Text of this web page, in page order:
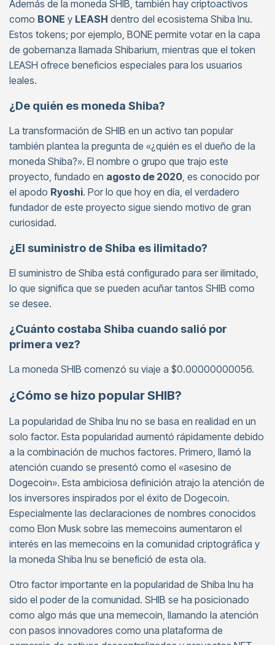
Además de la moneda SHIB, también hay criptoactivos
como BONE y LEASH dentro del ecosistema Shiba Inu.
Estos tokens; por ejemplo, BONE permite votar en la capa
de gobernanza llamada Shibarium, mientras que el token
LEASH ofrece beneficios especiales para los usuarios
leales.
¿De quién es moneda Shiba?
La transformación de SHIB en un activo tan popular
también plantea la pregunta de «¿quién es el dueño de la
moneda Shiba?». El nombre o grupo que trajo este
proyecto, fundado en agosto de 2020, es conocido por
el apodo Ryoshi. Por lo que hoy en día, el verdadero
fundador de este proyecto sigue siendo motivo de gran
curiosidad.
¿El suministro de Shiba es ilimitado?
El suministro de Shiba está configurado para ser ilimitado,
lo que significa que se pueden acuñar tantos SHIB como
se desee.
¿Cuánto costaba Shiba cuando salió por
primera vez?
La moneda SHIB comenzó su viaje a $0.00000000056.
¿Cómo se hizo popular SHIB?
La popularidad de Shiba Inu no se basa en realidad en un
solo factor. Esta popularidad aumentó rápidamente debido
a la combinación de muchos factores. Primero, llamó la
atención cuando se presentó como el «asesino de
Dogecoin». Esta ambiciosa definición atrajo la atención de
los inversores inspirados por el éxito de Dogecoin.
Especialmente las declaraciones de nombres conocidos
como Elon Musk sobre las memecoins aumentaron el
interés en las memecoins en la comunidad criptográfica y
la moneda Shiba Inu se benefició de esta ola.
Otro factor importante en la popularidad de Shiba Inu ha
sido el poder de la comunidad. SHIB se ha posicionado
como algo más que una memecoin, llamando la atención
con pasos innovadores como una plataforma de